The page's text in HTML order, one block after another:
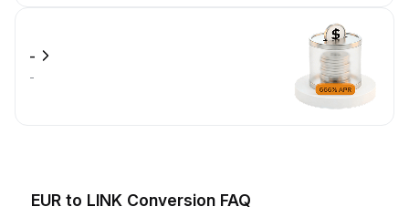
-
-
EUR to LINK Conversion FAQ